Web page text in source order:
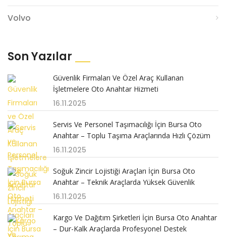
Volvo
Son Yazılar
Güvenlik Firmaları Ve Özel Araç Kullanan
İşletmelere Oto Anahtar Hizmeti
16.11.2025
Servis Ve Personel Taşımacılığı İçin Bursa Oto
Anahtar – Toplu Taşıma Araçlarında Hızlı Çözüm
16.11.2025
Soğuk Zincir Lojistiği Araçları İçin Bursa Oto
Anahtar – Teknik Araçlarda Yüksek Güvenlik
16.11.2025
Kargo Ve Dağıtım Şirketleri İçin Bursa Oto Anahtar
– Dur-Kalk Araçlarda Profesyonel Destek